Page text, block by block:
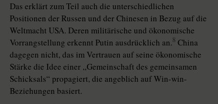
Das erklärt zum Teil auch die unterschiedlichen
Positionen der Russen und der Chinesen in Bezug auf die
Weltmacht USA. Deren militärische und ökonomische
Vorrangstellung erkennt Putin ausdrücklich an.8 China
dagegen nicht, das im Vertrauen auf seine ökonomische
Stärke die Idee einer „Gemeinschaft des gemeinsamen
Schicksals“ propagiert, die angeblich auf Win-win-
Beziehungen basiert.